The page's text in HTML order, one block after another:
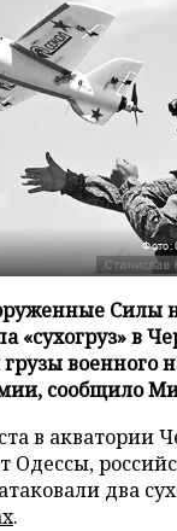
Фото:
Силы
«сухогруз» в
военного
сообщило
в акватории
Одессы,
два
.